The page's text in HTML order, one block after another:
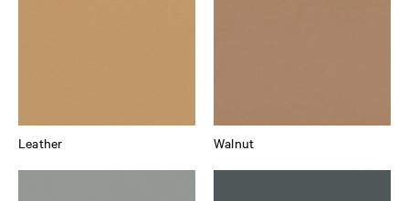
Leather Walnut